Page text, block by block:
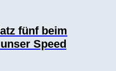
fünf beim
Speed